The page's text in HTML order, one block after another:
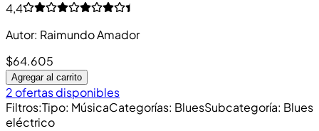
4,4
Autor: Raimundo Amador
$64.605
Agregar al carrito
2 ofertas disponibles
Filtros:Tipo: MúsicaCategorías: BluesSubcategoría: Blues
eléctrico